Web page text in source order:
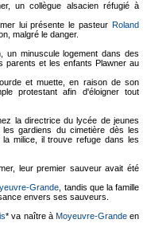
un collègue alsacien réfugié à
lui présente le pasteur Roland
malgré le danger.
un minuscule logement dans des
parents et les enfants Plawner au
et muette, en raison de son
protestant afin d'éloigner tout
la directrice du lycée de jeunes
gardiens du cimetière dès les
milice, il trouve refuge dans les
leur premier sauveur avait été
Grande , tandis que la famille
envers ses sauveurs.
* va naître à Moyeuvre-Grandeen